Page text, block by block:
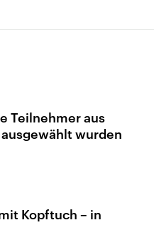
Teilnehmer aus
wurden
Kopftuch – in